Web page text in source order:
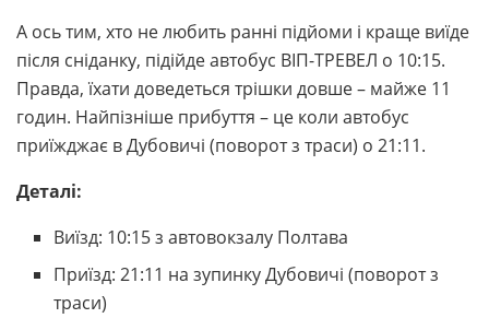
А ось тим, хто не любить ранні підйоми і краще виїде
після сніданку, підійде автобус ВІП-ТРЕВЕЛ о 10:15.
Правда, їхати доведеться трішки довше – майже 11
годин. Найпізніше прибуття – це коли автобус
приїжджає в Дубовичі (поворот з траси) о 21:11.
Деталі:
Виїзд: 10:15 з автовокзалу Полтава
Приїзд: 21:11 на зупинку Дубовичі (поворот з
траси)